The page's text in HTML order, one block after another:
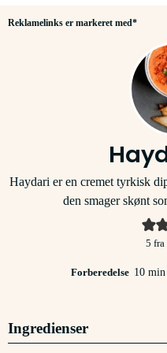
Reklamelinks er markeret med*
Haydari er en cremet tyrkisk
den smager skønt
5 fra
Forberedelse 10 min
Ingredienser